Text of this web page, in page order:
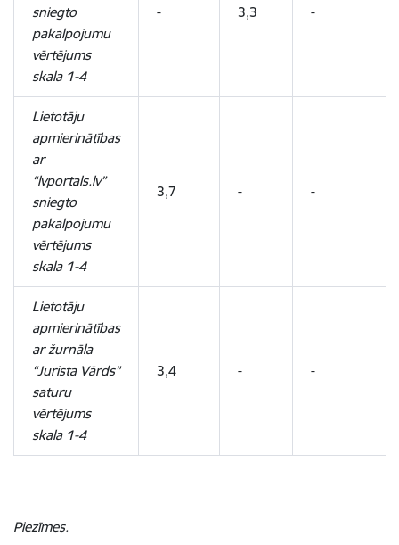
sniegto
pakalpojumu
vērtējums
skala 1-4
- 3,3 -
Lietotāju
apmierinātības
ar
“lvportals.lv”
sniegto
pakalpojumu
vērtējums
skala 1-4
3,7 - -
Lietotāju
apmierinātības
ar žurnāla
“Jurista Vārds”
saturu
vērtējums
skala 1-4
3,4 - -
Piezīmes.